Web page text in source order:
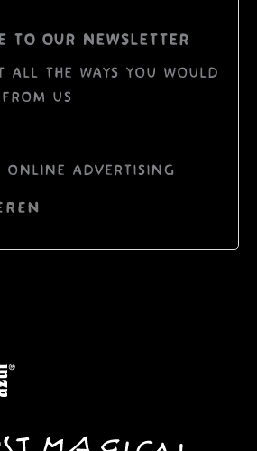
to our newsletter
all the ways you would
us
online advertising